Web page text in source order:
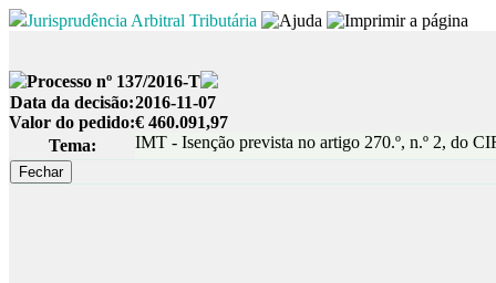
Jurisprudência Arbitral Tributária
Processo nº 137/2016-T
Data da decisão:2016-11-07
Valor do pedido:€ 460.091,97
Tema:
IMT - Isenção prevista no artigo 270.º, n.º 2, do